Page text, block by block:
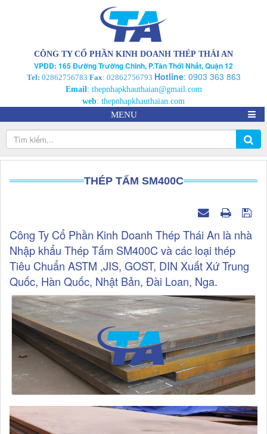
CÔNG TY CỔ PHẦN KINH DOANH THÉP THÁI AN
VPĐD: 165 Đường Trường Chinh, P.Tân Thới Nhất, Quận 12
Tel: 02862756783 Fax: 02862756793 Hotline: 0903 363 863
Email: thepnhapkhauthaian@gmail.com
web: thepnhapkhauthaian.com
MENU
THÉP TẤM SM400C
Công Ty Cổ Phần Kinh Doanh Thép Thái An là nhà
Nhập khẩu Thép Tấm SM400C và các loại thép
Tiêu Chuẩn ASTM ,JIS, GOST, DIN Xuất Xứ Trung
Quốc, Hàn Quốc, Nhật Bản, Đài Loan, Nga.